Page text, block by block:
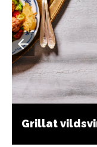
Grillat